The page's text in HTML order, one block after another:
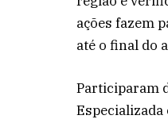
ações fazem
até o final do
Participaram
Especializada